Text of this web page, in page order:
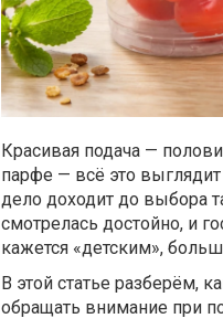
Красивая подача —
парфе — всё это
дело доходит до выбора
смотрелась достойно, и
кажется «детским»,
В этой статье разберём,
обращать внимание при